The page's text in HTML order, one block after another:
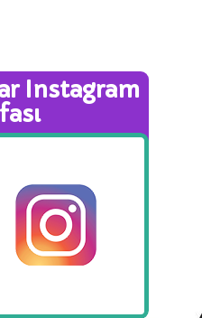
Instagram